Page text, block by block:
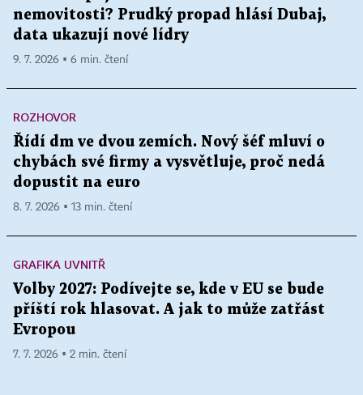
nemovitosti? Prudký propad hlásí Dubaj,
data ukazují nové lídry
9. 7. 2026 ▪ 6 min. čtení
ROZHOVOR
Řídí dm ve dvou zemích. Nový šéf mluví o
chybách své firmy a vysvětluje, proč nedá
dopustit na euro
8. 7. 2026 ▪ 13 min. čtení
GRAFIKA UVNITŘ
Volby 2027: Podívejte se, kde v EU se bude
příští rok hlasovat. A jak to může zatřást
Evropou
7. 7. 2026 ▪ 2 min. čtení